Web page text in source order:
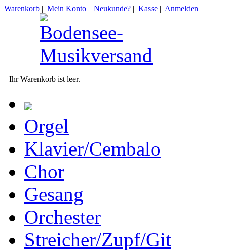
Warenkorb | Mein Konto | Neukunde? | Kasse | Anmelden |
Ihr Warenkorb ist leer.
Orgel
Klavier/Cembalo
Chor
Gesang
Orchester
Streicher/Zupf/Git